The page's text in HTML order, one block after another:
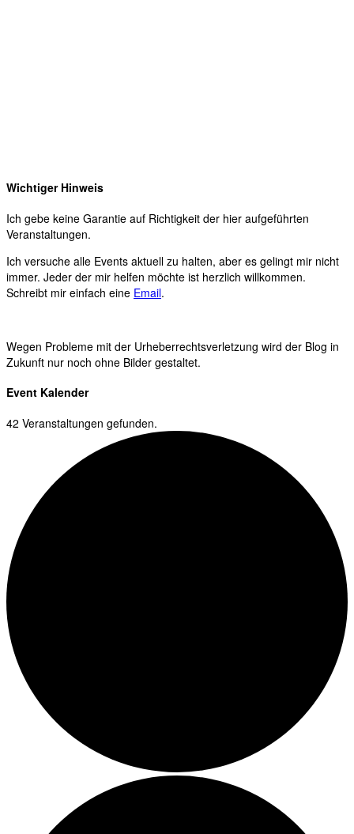
Wichtiger Hinweis
Ich gebe keine Garantie auf Richtigkeit der hier aufgeführten
Veranstaltungen.
Ich versuche alle Events aktuell zu halten, aber es gelingt mir nicht
immer. Jeder der mir helfen möchte ist herzlich willkommen.
Schreibt mir einfach eine Email.
Wegen Probleme mit der Urheberrechtsverletzung wird der Blog in
Zukunft nur noch ohne Bilder gestaltet.
Event Kalender
42 Veranstaltungen gefunden.